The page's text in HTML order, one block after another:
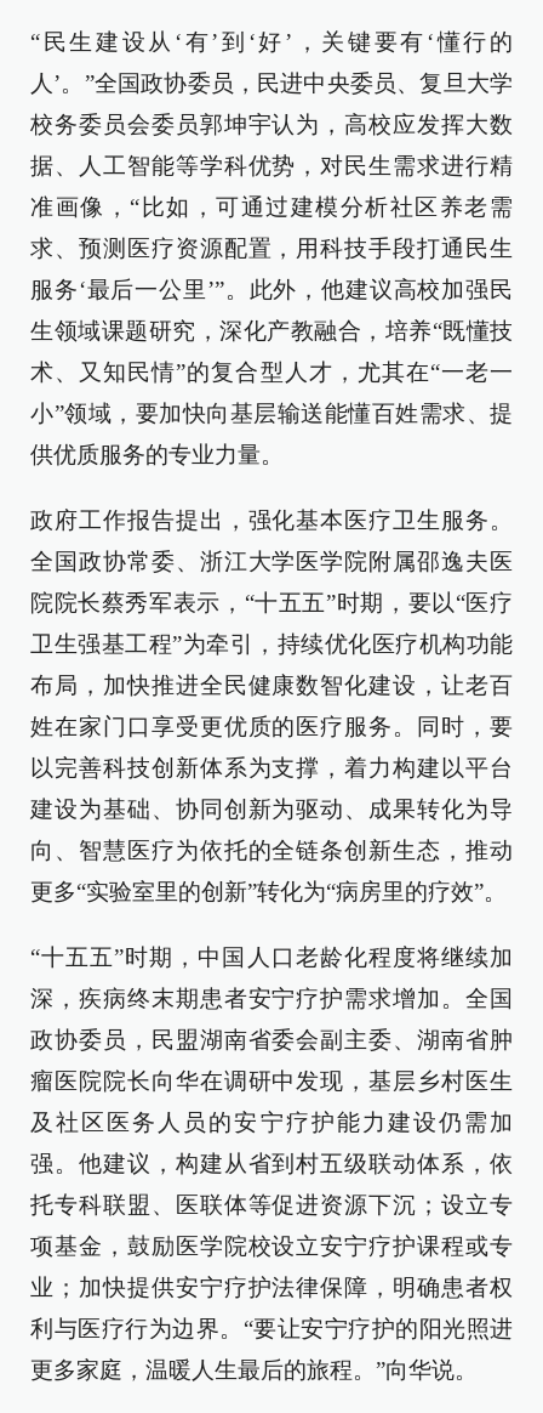
“民生建设从‘有’到‘好’，关键要有‘懂行的
人’。”全国政协委员，民进中央委员、复旦大学
校务委员会委员郭坤宇认为，高校应发挥大数
据、人工智能等学科优势，对民生需求进行精
准画像，“比如，可通过建模分析社区养老需
求、预测医疗资源配置，用科技手段打通民生
服务‘最后一公里’”。此外，他建议高校加强民
生领域课题研究，深化产教融合，培养“既懂技
术、又知民情”的复合型人才，尤其在“一老一
小”领域，要加快向基层输送能懂百姓需求、提
供优质服务的专业力量。
政府工作报告提出，强化基本医疗卫生服务。
全国政协常委、浙江大学医学院附属邵逸夫医
院院长蔡秀军表示，“十五五”时期，要以“医疗
卫生强基工程”为牵引，持续优化医疗机构功能
布局，加快推进全民健康数智化建设，让老百
姓在家门口享受更优质的医疗服务。同时，要
以完善科技创新体系为支撑，着力构建以平台
建设为基础、协同创新为驱动、成果转化为导
向、智慧医疗为依托的全链条创新生态，推动
更多“实验室里的创新”转化为“病房里的疗效”。
“十五五”时期，中国人口老龄化程度将继续加
深，疾病终末期患者安宁疗护需求增加。全国
政协委员，民盟湖南省委会副主委、湖南省肿
瘤医院院长向华在调研中发现，基层乡村医生
及社区医务人员的安宁疗护能力建设仍需加
强。他建议，构建从省到村五级联动体系，依
托专科联盟、医联体等促进资源下沉；设立专
项基金，鼓励医学院校设立安宁疗护课程或专
业；加快提供安宁疗护法律保障，明确患者权
利与医疗行为边界。“要让安宁疗护的阳光照进
更多家庭，温暖人生最后的旅程。”向华说。